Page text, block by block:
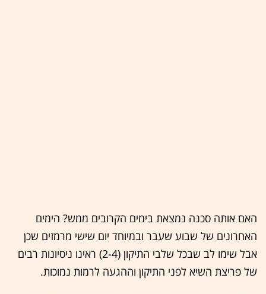
האם אותה סכנה נמצאת בימים הקרובים ממש? הימים
האחרונים של שבוע שעבר ובמיוחד יום שישי מרמזים שכן
אבל שימו לב שבכל שלבי התיקון (2-4) ראינו ניסיונות רבים
של פריצת השיא לפני התיקון וההגעה לרמות נמוכות.